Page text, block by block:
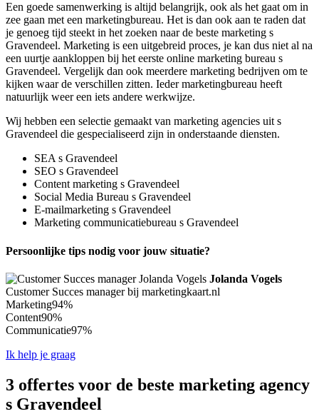
Een goede samenwerking is altijd belangrijk, ook als het gaat om in
zee gaan met een marketingbureau. Het is dan ook aan te raden dat
je genoeg tijd steekt in het zoeken naar de beste marketing s
Gravendeel. Marketing is een uitgebreid proces, je kan dus niet al na
een uurtje aankloppen bij het eerste online marketing bureau s
Gravendeel. Vergelijk dan ook meerdere marketing bedrijven om te
kijken waar de verschillen zitten. Ieder marketingbureau heeft
natuurlijk weer een iets andere werkwijze.
Wij hebben een selectie gemaakt van marketing agencies uit s
Gravendeel die gespecialiseerd zijn in onderstaande diensten.
SEA s Gravendeel
SEO s Gravendeel
Content marketing s Gravendeel
Social Media Bureau s Gravendeel
E-mailmarketing s Gravendeel
Marketing communicatiebureau s Gravendeel
Persoonlijke tips nodig voor jouw situatie?
Jolanda Vogels
Customer Succes manager bij marketingkaart.nl
Marketing94%
Content90%
Communicatie97%
Ik help je graag
3 offertes voor de beste marketing agency
s Gravendeel